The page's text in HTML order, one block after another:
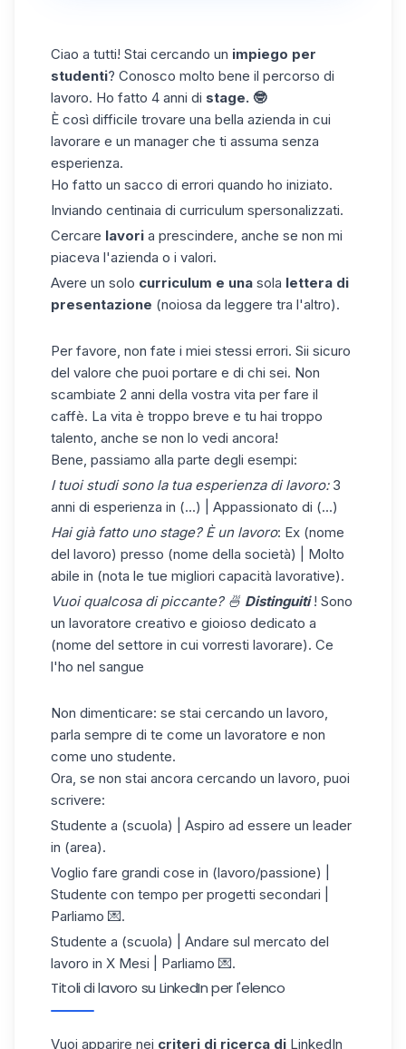
Ciao a tutti! Stai cercando un impiego per
studenti? Conosco molto bene il percorso di
lavoro. Ho fatto 4 anni di stage. 🤓
È così difficile trovare una bella azienda in cui
lavorare e un manager che ti assuma senza
esperienza.
Ho fatto un sacco di errori quando ho iniziato.
Inviando centinaia di curriculum spersonalizzati.
Cercare lavori a prescindere, anche se non mi
piaceva l'azienda o i valori.
Avere un solo curriculum e una sola lettera di
presentazione (noiosa da leggere tra l'altro).
Per favore, non fate i miei stessi errori. Sii sicuro
del valore che puoi portare e di chi sei. Non
scambiate 2 anni della vostra vita per fare il
caffè. La vita è troppo breve e tu hai troppo
talento, anche se non lo vedi ancora!
Bene, passiamo alla parte degli esempi:
I tuoi studi sono la tua esperienza di lavoro:3
anni di esperienza in (...) | Appassionato di (...)
Hai già fatto uno stage? È un lavoro: Ex (nome
del lavoro) presso (nome della società) | Molto
abile in (nota le tue migliori capacità lavorative).
Vuoi qualcosa di piccante? 🍜 Distinguiti ! Sono
un lavoratore creativo e gioioso dedicato a
(nome del settore in cui vorresti lavorare). Ce
l'ho nel sangue
Non dimenticare: se stai cercando un lavoro,
parla sempre di te come un lavoratore e non
come uno studente.
Ora, se non stai ancora cercando un lavoro, puoi
scrivere:
Studente a (scuola) | Aspiro ad essere un leader
in (area).
Voglio fare grandi cose in (lavoro/passione) |
Studente con tempo per progetti secondari |
Parliamo 💌.
Studente a (scuola) | Andare sul mercato del
lavoro in X Mesi | Parliamo 💌.
Titoli di lavoro su LinkedIn per l'elenco
Vuoi apparire nei criteri di ricerca di LinkedIn